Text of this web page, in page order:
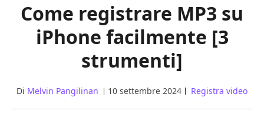
Come registrare MP3 su
iPhone facilmente [3
strumenti]
Di Melvin Pangilinan 10 settembre 2024 Registra video